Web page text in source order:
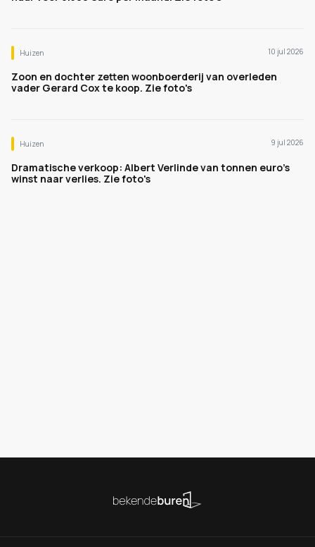
Huizen 10 jul 2026
Zoon en dochter zetten woonboerderij van overleden
vader Gerard Cox te koop. Zie foto's
Huizen 9 jul 2026
Dramatische verkoop: Albert Verlinde van tonnen euro's
winst naar verlies. Zie foto's